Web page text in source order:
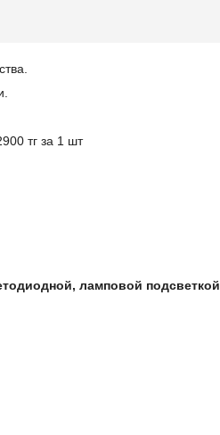
тг за 1 шт
ламповой подсветкой